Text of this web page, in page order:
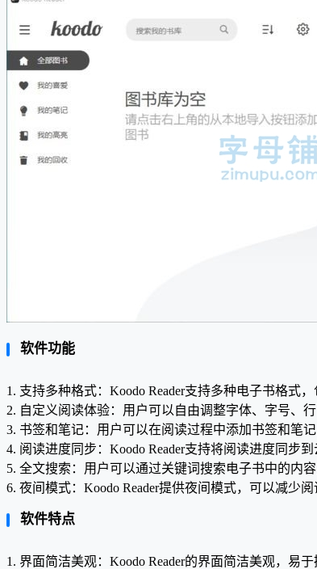
软件功能
1. 支持多种格式：Koodo Reader支持多种电子书格式
2. 自定义阅读体验：用户可以自由调整字体、字号、
3. 书签和笔记：用户可以在阅读过程中添加书签和笔记
4. 阅读进度同步：Koodo Reader支持将阅读进度同步
5. 全文搜索：用户可以通过关键词搜索电子书中的内
6. 夜间模式：Koodo Reader提供夜间模式，可以减少
软件特点
1. 界面简洁美观：Koodo Reader的界面简洁美观，易于